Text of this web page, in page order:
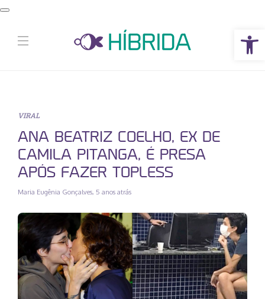
Abrir a barra de ferramentas
VIRAL
ANA BEATRIZ COELHO, EX DE
CAMILA PITANGA, É PRESA
APÓS FAZER TOPLESS
Maria Eugênia Gonçalves, 5 anos atrás